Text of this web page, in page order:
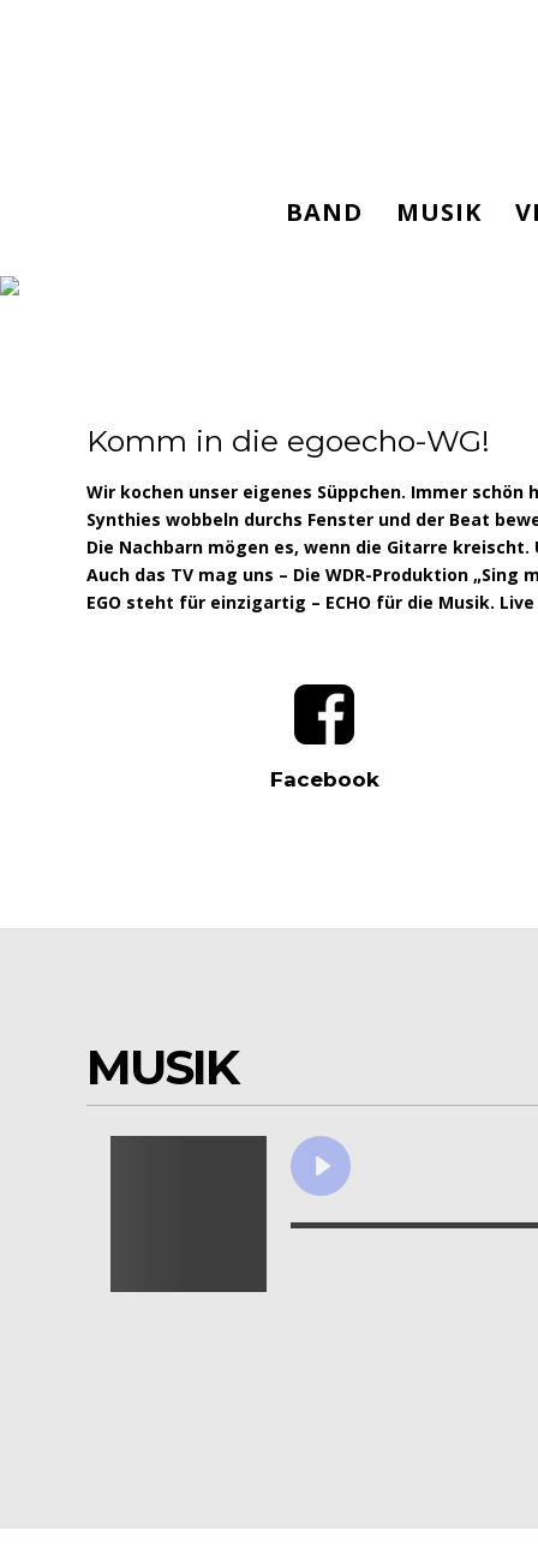
BAND MUSIK
Komm in die egoecho-WG!
Wir kochen unser eigenes Süppchen. Immer
Synthies wobbeln durchs Fenster und der Beat
Die Nachbarn mögen es, wenn die Gitarre kreischt.
Auch das TV mag uns – Die WDR-Produktion „Sing
EGO steht für einzigartig – ECHO für die Musik.
Facebook
MUSIK